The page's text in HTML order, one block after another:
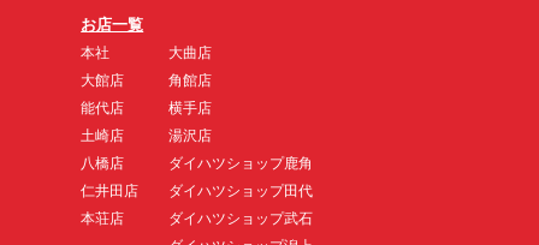
お店一覧
本社
大館店
能代店
土崎店
八橋店
仁井田店
本荘店
大曲店
角館店
横手店
湯沢店
ダイハツショップ鹿角
ダイハツショップ田代
ダイハツショップ武石